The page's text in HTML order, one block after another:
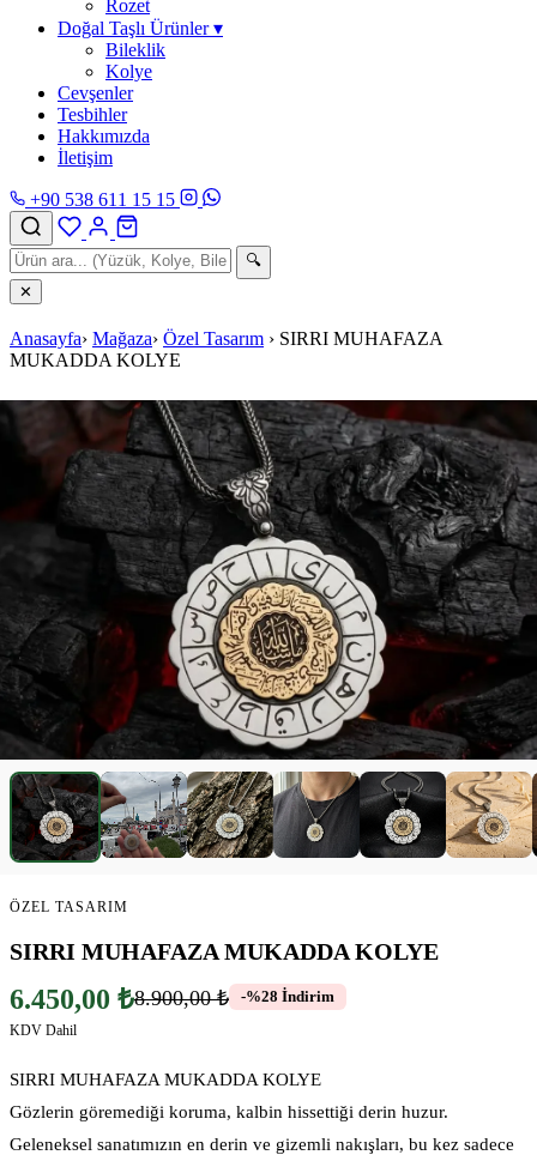
Rozet
Doğal Taşlı Ürünler▾
Bileklik
Kolye
Cevşenler
Tesbihler
Hakkımızda
İletişim
+90 538 611 15 15
🔍
✕
Anasayfa› Mağaza› Özel Tasarım › SIRRI MUHAFAZA
MUKADDA KOLYE
ÖZEL TASARIM
SIRRI MUHAFAZA MUKADDA KOLYE
6.450,00 ₺8.900,00 ₺ -%28 İndirim
KDV Dahil
SIRRI MUHAFAZA MUKADDA KOLYE
Gözlerin göremediği koruma, kalbin hissettiği derin huzur.
Geleneksel sanatımızın en derin ve gizemli nakışları, bu kez sadece